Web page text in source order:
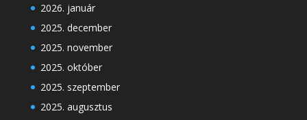
2026. január
2025. december
2025. november
2025. október
2025. szeptember
2025. augusztus